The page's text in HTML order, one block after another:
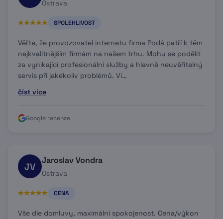
Ostrava
SPOLEHLIVOST
Věřte, že provozovatel internetu firma Podá patří k těm
nejkvalitnějším firmám na našem trhu. Mohu se podělit
za vynikající profesionální služby a hlavně neuvěřitelný
servis při jakékoliv problémů. Ví…
číst více
Google recenze
JV
Jaroslav Vondra
Ostrava
CENA
Vše dle domluvy, maximální spokojenost. Cena/výkon